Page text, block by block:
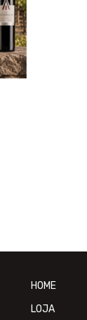
HOME
LOJA